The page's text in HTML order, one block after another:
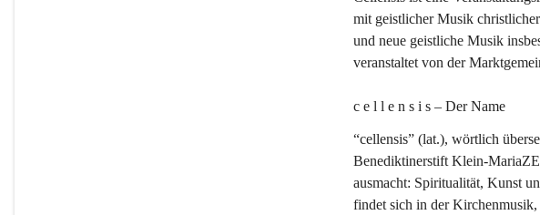
mit geistlicher Musik
und neue geistliche Musik
veranstaltet von der
c e l l e n s i s – Der Name
“cellensis” (lat.), wörtlich
Benediktinerstift Klein-
ausmacht: Spiritualität, Kunst
findet sich in der